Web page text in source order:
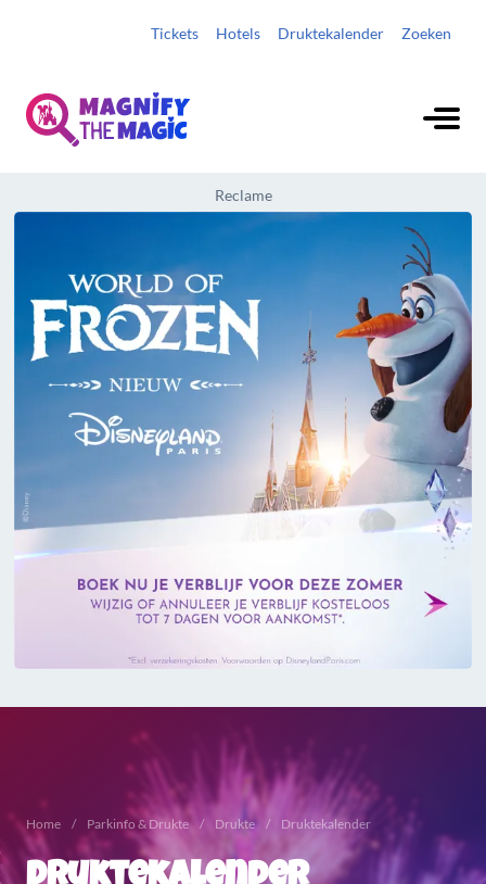
Tickets Hotels Druktekalender Zoeken
Reclame
Home Parkinfo & Drukte Drukte Druktekalender